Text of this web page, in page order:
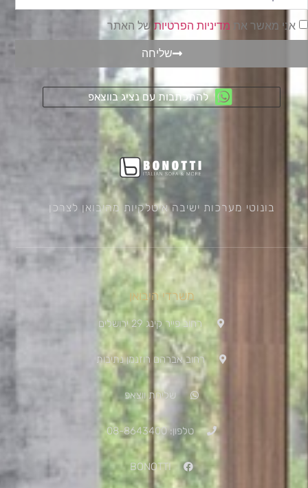
אני מאשר את מדיניות הפרטיות של האתר
שליחה
להתכתבות עם נציג בווצאפ
בונוטי מערכות ישיבה איטלקיות מהיבואן לצרכן
משרדי היבואן
רחוב פייר קינג 29 ירושלים
רחוב אברהם רוזנמן נתיבות
שליחת ווצאפ
טלפון: 08-8643400
BONOTTI